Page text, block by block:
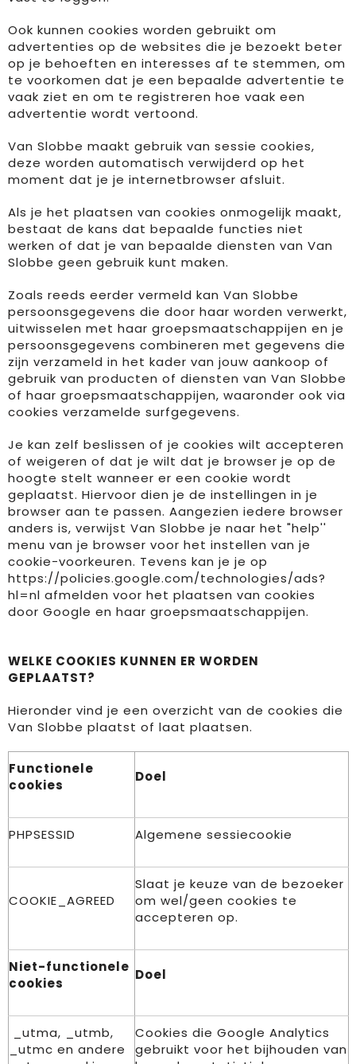
Ook kunnen cookies worden gebruikt om
advertenties op de websites die je bezoekt beter
op je behoeften en interesses af te stemmen, om
te voorkomen dat je een bepaalde advertentie te
vaak ziet en om te registreren hoe vaak een
advertentie wordt vertoond.
Van Slobbe maakt gebruik van sessie cookies,
deze worden automatisch verwijderd op het
moment dat je je internetbrowser afsluit.
Als je het plaatsen van cookies onmogelijk maakt,
bestaat de kans dat bepaalde functies niet
werken of dat je van bepaalde diensten van Van
Slobbe geen gebruik kunt maken.
Zoals reeds eerder vermeld kan Van Slobbe
persoonsgegevens die door haar worden verwerkt,
uitwisselen met haar groepsmaatschappijen en je
persoonsgegevens combineren met gegevens die
zijn verzameld in het kader van jouw aankoop of
gebruik van producten of diensten van Van Slobbe
of haar groepsmaatschappijen, waaronder ook via
cookies verzamelde surfgegevens.
Je kan zelf beslissen of je cookies wilt accepteren
of weigeren of dat je wilt dat je browser je op de
hoogte stelt wanneer er een cookie wordt
geplaatst. Hiervoor dien je de instellingen in je
browser aan te passen. Aangezien iedere browser
anders is, verwijst Van Slobbe je naar het "help''
menu van je browser voor het instellen van je
cookie-voorkeuren. Tevens kan je je op
https://policies.google.com/technologies/ads?
hl=nl afmelden voor het plaatsen van cookies
door Google en haar groepsmaatschappijen.
WELKE COOKIES KUNNEN ER WORDEN
GEPLAATST?
Hieronder vind je een overzicht van de cookies die
Van Slobbe plaatst of laat plaatsen.
Functionele
cookies
Doel
PHPSESSID Algemene sessiecookie
COOKIE_AGREED
Slaat je keuze van de bezoeker
om wel/geen cookies te
accepteren op.
Niet-functionele
cookies
Doel
_utma, _utmb,
_utmc en andere
Cookies die Google Analytics
gebruikt voor het bijhouden van